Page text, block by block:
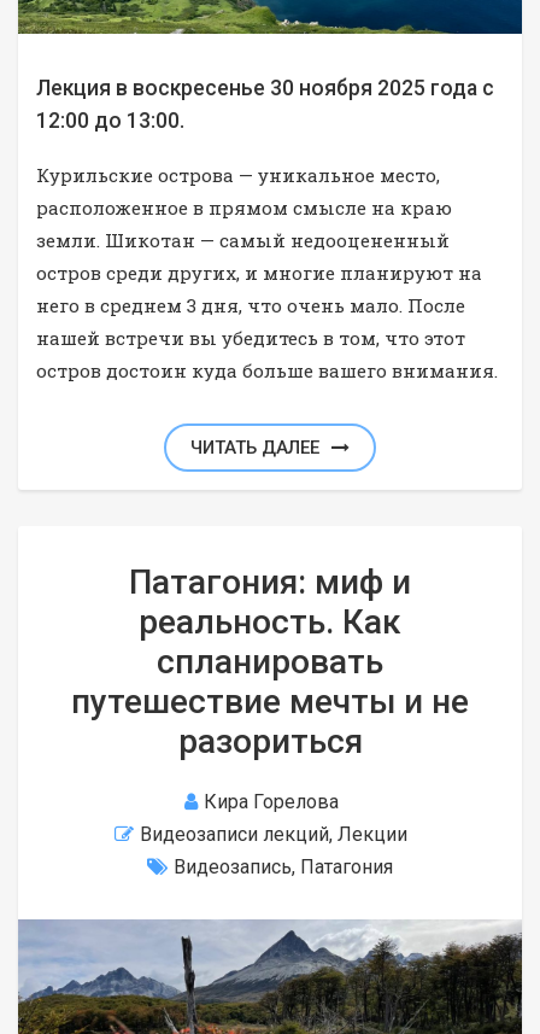
Лекция в воскресенье 30 ноября 2025 года с
12:00 до 13:00.
Курильские острова — уникальное место,
расположенное в прямом смысле на краю
земли. Шикотан — самый недооцененный
остров среди других, и многие планируют на
него в среднем 3 дня, что очень мало. После
нашей встречи вы убедитесь в том, что этот
остров достоин куда больше вашего внимания.
ЧИТАТЬ ДАЛЕЕ
Патагония: миф и
реальность. Как
спланировать
путешествие мечты и не
разориться
Кира Горелова
Видеозаписи лекций, Лекции
Видеозапись, Патагония